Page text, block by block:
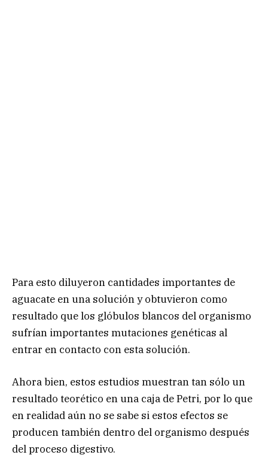
Para esto diluyeron cantidades importantes de
aguacate en una solución y obtuvieron como
resultado que los glóbulos blancos del organismo
sufrían importantes mutaciones genéticas al
entrar en contacto con esta solución.
Ahora bien, estos estudios muestran tan sólo un
resultado teorético en una caja de Petri, por lo que
en realidad aún no se sabe si estos efectos se
producen también dentro del organismo después
del proceso digestivo.